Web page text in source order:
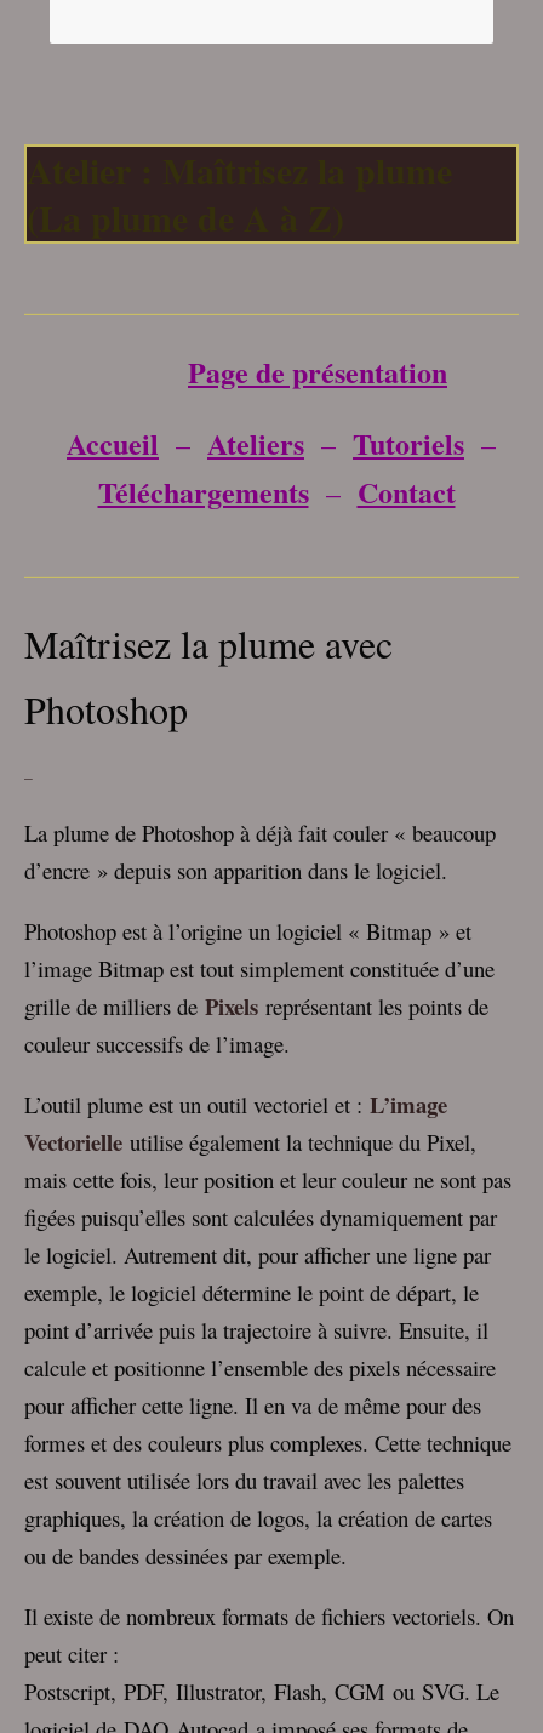
Page de présentation
Accueil – Ateliers – Tutoriels –
Téléchargements– Contact
Maîtrisez la plume avec
Photoshop
–
La plume de Photoshop à déjà fait couler « beaucoup
d’encre » depuis son apparition dans le logiciel.
Photoshop est à l’origine un logiciel « Bitmap » et
l’image Bitmap est tout simplement constituée d’une
grille de milliers dePixels représentant les points de
couleur successifs de l’image.
L’outil plume est un outil vectoriel et :L’image
Vectorielle utilise également la technique du Pixel,
mais cette fois, leur position et leur couleur ne sont pas
figées puisqu’elles sont calculées dynamiquement par
le logiciel. Autrement dit, pour afficher une ligne par
exemple, le logiciel détermine le point de départ, le
point d’arrivée puis la trajectoire à suivre. Ensuite, il
calcule et positionne l’ensemble des pixels nécessaire
pour afficher cette ligne. Il en va de même pour des
formes et des couleurs plus complexes. Cette technique
est souvent utilisée lors du travail avec les palettes
graphiques, la création de logos, la création de cartes
ou de bandes dessinées par exemple.
Il existe de nombreux formats de fichiers vectoriels. On
peut citer :
Postscript, PDF, Illustrator, Flash, CGM ou SVG. Le